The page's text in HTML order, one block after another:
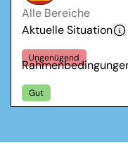
Français
Alle Bereiche
Aktuelle Situation
Ungenügend
Gut